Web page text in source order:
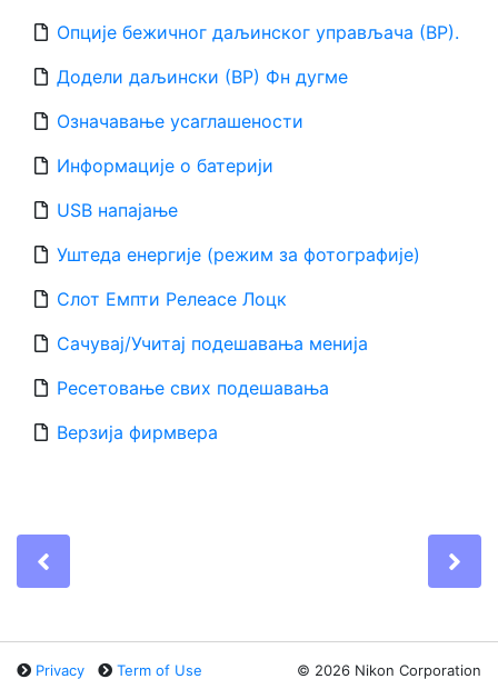
Опције бежичног даљинског управљача (ВР).
Додели даљински (ВР) Фн дугме
Означавање усаглашености
Информације о батерији
USB напајање
Уштеда енергије (режим за фотографије)
Слот Емпти Релеасе Лоцк
Сачувај/Учитај подешавања менија
Ресетовање свих подешавања
Верзија фирмвера
Privacy Term of Use © 2026 Nikon Corporation